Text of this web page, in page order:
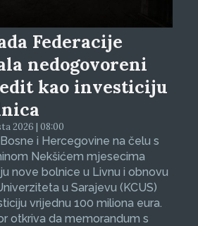
Federacije
nedogovoreni
kao investiciju
2026 | 08:00
i Hercegovine na čelu s
Nekšićem mjesecima
nove bolnice u Livnu i obnovu
u Sarajevu (KCUS)
vrijednu 100 miliona eura.
otkriva da memorandum s